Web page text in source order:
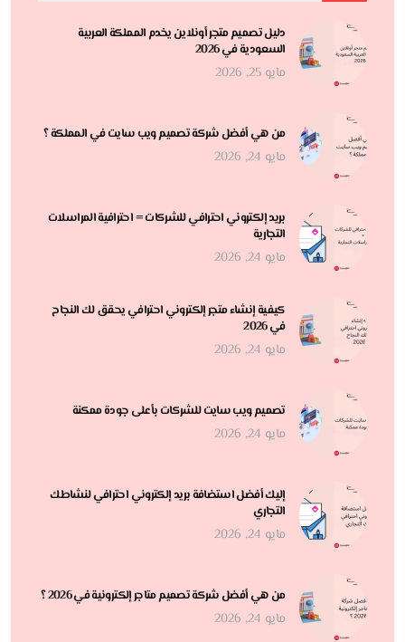
دليل تصميم متجر أونلاين يخدم المملكة العربية
السعودية في 2026
مايو 25, 2026
من هي أفضل شركة تصميم ويب سايت في المملكة ؟
مايو 24, 2026
بريد إلكتروني احترافي للشركات = احترافية المراسلات
التجارية
مايو 24, 2026
كيفية إنشاء متجر إلكتروني احترافي يحقق لك النجاح
في 2026
مايو 24, 2026
تصميم ويب سايت للشركات بأعلى جودة ممكنة
مايو 24, 2026
إليك أفضل استضافة بريد إلكتروني احترافي لنشاطك
التجاري
مايو 24, 2026
من هي أفضل شركة تصميم متاجر إلكترونية في 2026 ؟
مايو 24, 2026